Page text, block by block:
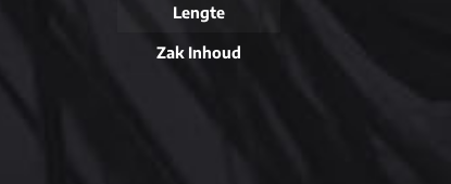
Lengte
Zak Inhoud